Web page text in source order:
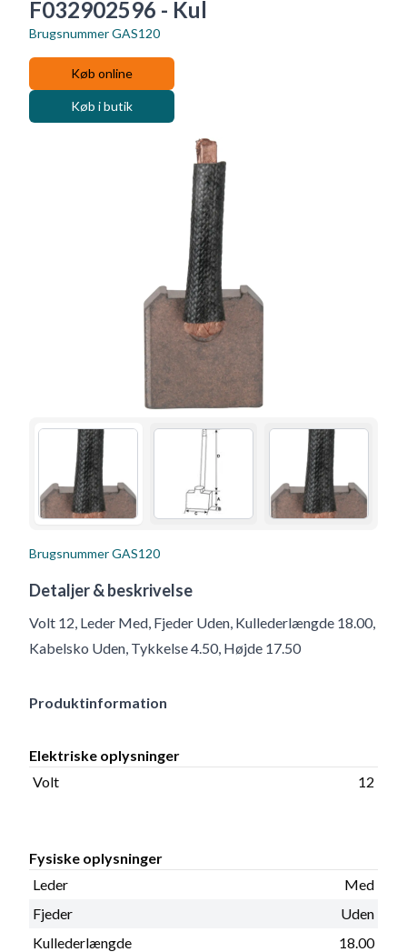
F032902596 - Kul
BrugsnummerGAS120
Køb online
Køb i butik
BrugsnummerGAS120
Detaljer & beskrivelse
Volt 12, Leder Med, Fjeder Uden, Kullederlængde 18.00,
Kabelsko Uden, Tykkelse 4.50, Højde 17.50
Produktinformation
Elektriske oplysninger
Volt
12
Fysiske oplysninger
Leder
Med
Fjeder
Uden
Kullederlængde
18.00